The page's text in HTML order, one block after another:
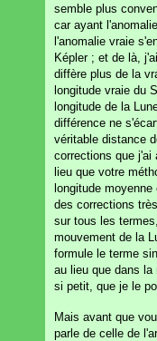
semble plus
car ayant
l'anomalie vraie
Képler ; et de là,
diffère plus de la
longitude vraie du
longitude de la
différence ne
véritable distance
corrections que j'ai
lieu que votre
longitude
des corrections
sur tous les
mouvement de la
formule le terme
au lieu que dans
si petit, que je le
Mais avant que
parle de celle de